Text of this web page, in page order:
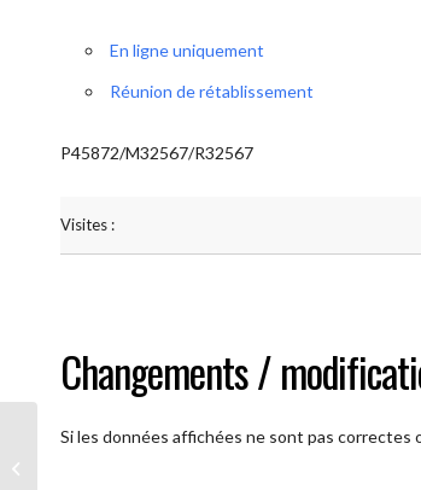
En ligne uniquement
Réunion de rétablissement
P45872/M32567/R32567
Visites :
Changements /
Si les données affichées ne sont pas